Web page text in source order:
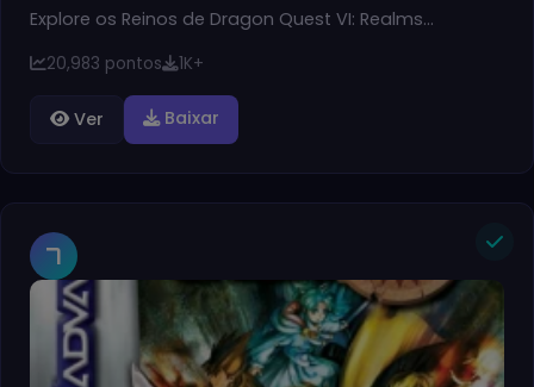
Explore os Reinos de Dragon Quest VI: Realms…
20,983 pontos 1K+
Ver Baixar
7